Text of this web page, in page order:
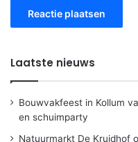
Laatste nieuws
Bouwvakfeest in Kollum
en schuimparty
Natuurmarkt De Kruidhof